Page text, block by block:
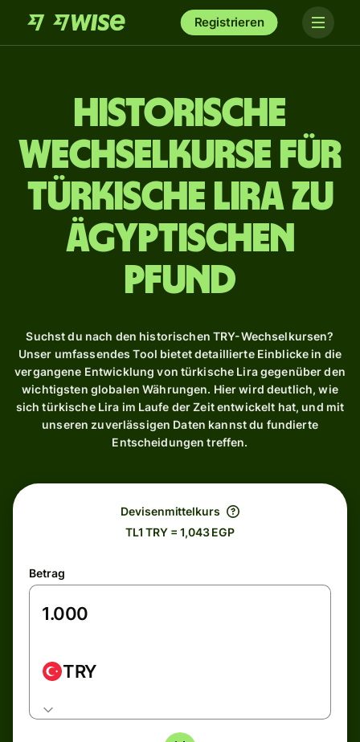
Registrieren
Historische
Wechselkurse für
türkische Lira zu
ägyptischen
Pfund
Suchst du nach den historischen TRY-Wechselkursen?
Unser umfassendes Tool bietet detaillierte Einblicke in die
vergangene Entwicklung von türkische Lira gegenüber den
wichtigsten globalen Währungen. Hier wird deutlich, wie
sich türkische Lira im Laufe der Zeit entwickelt hat, und mit
unseren zuverlässigen Daten kannst du fundierte
Entscheidungen treffen.
Devisenmittelkurs
TL1 TRY = 1,043 EGP
Betrag
TRY